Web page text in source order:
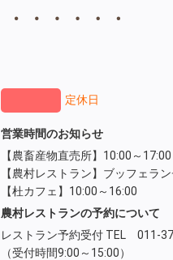
定休日
営業時間のお知らせ
【農畜産物直売所】10:00～17:00
【農村レストラン】ブッフェラ
【杜カフェ】10:00～16:00
農村レストランの予約について
レストラン予約受付 TEL 011-
（受付時間9:00～15:00）